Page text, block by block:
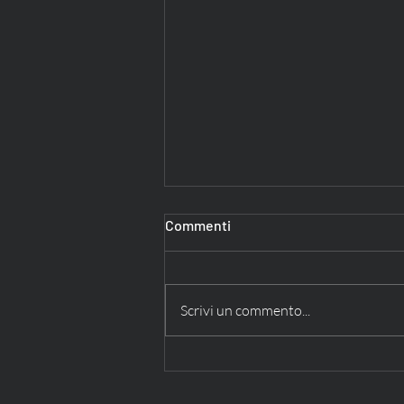
Commenti
Scrivi un commento...